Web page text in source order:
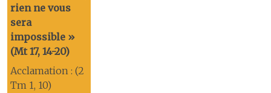
rien ne vous
sera
impossible »
(Mt 17, 14-20)
Acclamation : (2
Tm 1, 10)